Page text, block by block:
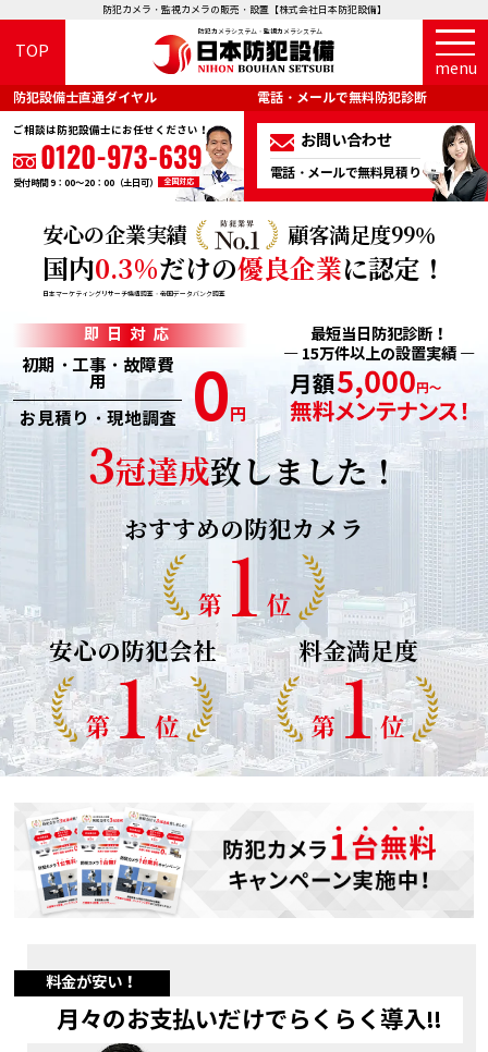
防犯カメラ・監視カメラの販売・設置【株式会社日本防犯設備】
TOP
防犯カメラシステム・監視カメラシステム
防犯設備士直通ダイヤル
ご相談は防犯設備士にお任せください！
受付時間 9：00～20：00（土日可） 全国対応
電話・メールで無料防犯診断
お問い合わせ
電話・メールで無料見積り
menu
安心の企業実績 顧客満足度99％
国内0.3%だけの優良企業に認定！
日本マーケティングリサーチ機構調査・帝国データバンク調査
即日対応
初期・工事・故障費
用
お見積り・現地調査
0円
最短当日防犯診断！
― 15万件以上の設置実績 ―
3冠達成致しました！
安心の防犯会社
おすすめの防犯カメラ
料金満足度
料金が安い！
月々のお支払いだけでらくらく導入!!